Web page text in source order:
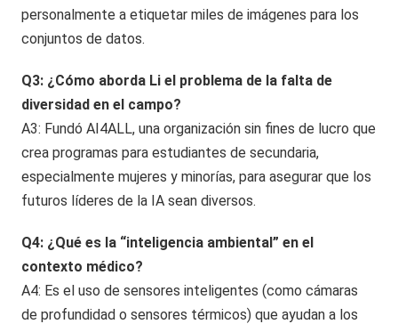
personalmente a etiquetar miles de imágenes para los
conjuntos de datos.
Q3: ¿Cómo aborda Li el problema de la falta de
diversidad en el campo?
A3: Fundó AI4ALL, una organización sin fines de lucro que
crea programas para estudiantes de secundaria,
especialmente mujeres y minorías, para asegurar que los
futuros líderes de la IA sean diversos.
Q4: ¿Qué es la “inteligencia ambiental” en el
contexto médico?
A4: Es el uso de sensores inteligentes (como cámaras
de profundidad o sensores térmicos) que ayudan a los